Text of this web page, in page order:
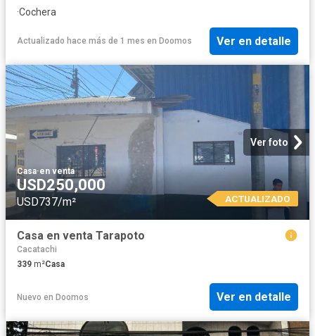
·Cochera
Actualizado hace más de 1 mes en Doomos Ver en detalle
Ver foto
Casa·en venta
USD250,000
USD737/m² ACTUALIZADO
Casa en venta Tarapoto
Cacatachi
339 m²Casa
Nuevo en Doomos Ver en detalle